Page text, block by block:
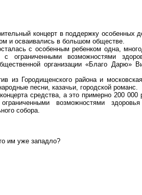
концерт в поддержку особенных
и осваивались в большом обществе.
с особенным ребенком одна,
ограниченными возможностями
организации «Благо Дарю»
из Городищенскогорайона и московская
песни, казачьи, городской романс.
средства, а это примерно 200 000
возможностями
собора.
им уже западло?